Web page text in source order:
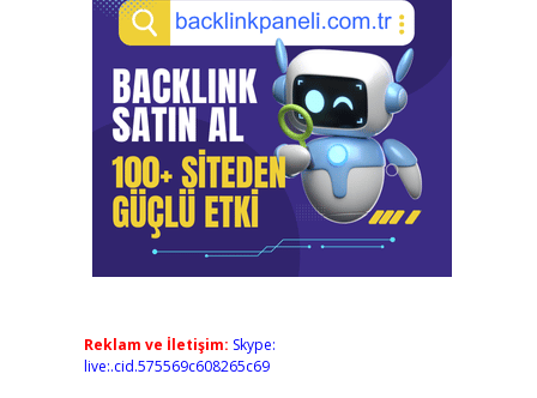
Reklam ve İletişim: Skype:
live:.cid.575569c608265c69